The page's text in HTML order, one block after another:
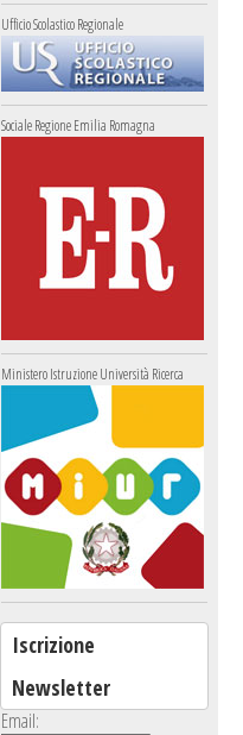
Ufficio Scolastico Regionale
Sociale Regione Emilia Romagna
Ministero Istruzione Università Ricerca
Iscrizione
Newsletter
Email: